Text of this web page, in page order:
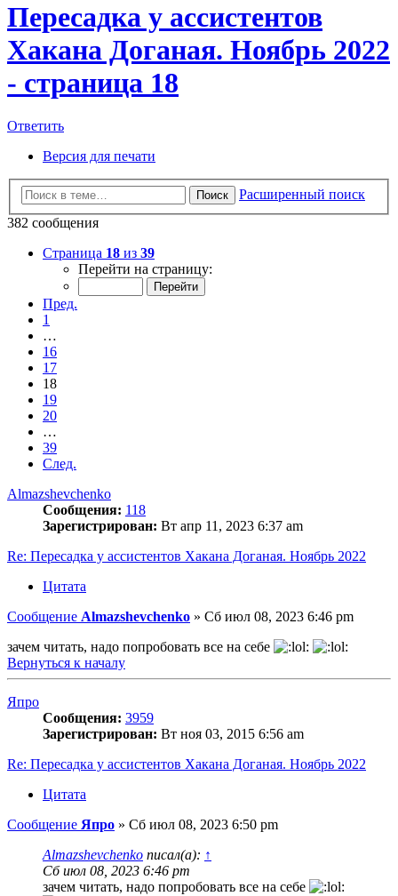
Пересадка у ассистентов
Хакана Доганая. Ноябрь 2022
- страница 18
Ответить
Версия для печати
Поиск
Расширенный поиск
382 сообщения
Страница 18 из 39
Перейти на страницу:
Пред.
1
…
16
17
18
19
20
…
39
След.
Almazshevchenko
Сообщения: 118
Зарегистрирован: Вт апр 11, 2023 6:37 am
Re: Пересадка у ассистентов Хакана Доганая. Ноябрь 2022
Цитата
Сообщение Almazshevchenko » Сб июл 08, 2023 6:46 pm
зачем читать, надо попробовать все на себе
Вернуться к началу
Япро
Сообщения: 3959
Зарегистрирован: Вт ноя 03, 2015 6:56 am
Re: Пересадка у ассистентов Хакана Доганая. Ноябрь 2022
Цитата
Сообщение Япро » Сб июл 08, 2023 6:50 pm
Almazshevchenko писал(а): ↑
Сб июл 08, 2023 6:46 pm
зачем читать, надо попробовать все на себе